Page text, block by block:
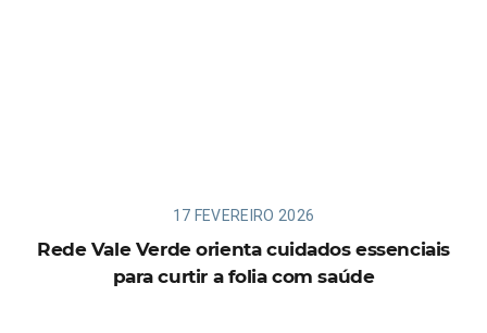
17 FEVEREIRO 2026
Rede Vale Verde orienta cuidados essenciais
para curtir a folia com saúde